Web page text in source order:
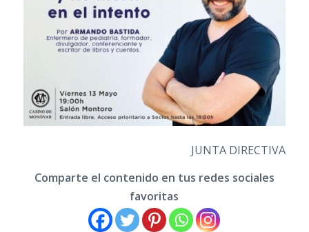
JUNTA DIRECTIVA
Comparte el contenido en tus redes sociales
favoritas